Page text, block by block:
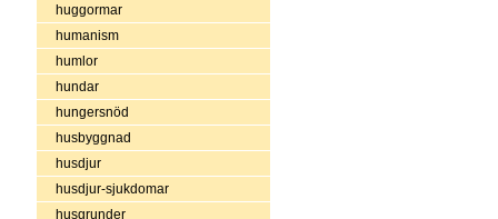
huggormar
humanism
humlor
hundar
hungersnöd
husbyggnad
husdjur
husdjur-sjukdomar
husgrunder